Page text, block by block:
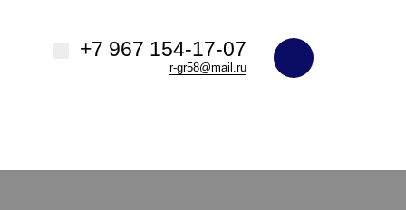
+7 967 154-17-07
r-gr58@mail.ru